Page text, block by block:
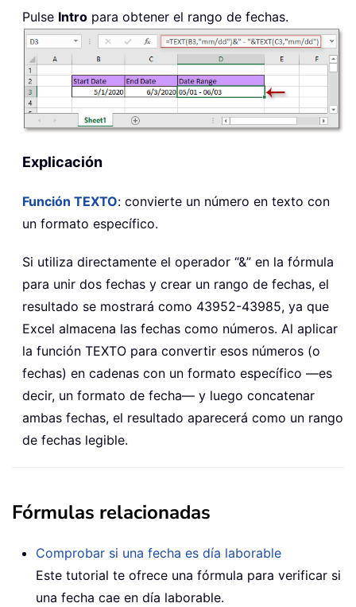
Pulse Intro para obtener el rango de fechas.
Explicación
Función TEXTO: convierte un número en texto con
un formato específico.
Si utiliza directamente el operador “&” en la fórmula
para unir dos fechas y crear un rango de fechas, el
resultado se mostrará como 43952-43985, ya que
Excel almacena las fechas como números. Al aplicar
la función TEXTO para convertir esos números (o
fechas) en cadenas con un formato específico —es
decir, un formato de fecha— y luego concatenar
ambas fechas, el resultado aparecerá como un rango
de fechas legible.
Fórmulas relacionadas
Comprobar si una fecha es día laborable
Este tutorial te ofrece una fórmula para verificar si
una fecha cae en día laborable.